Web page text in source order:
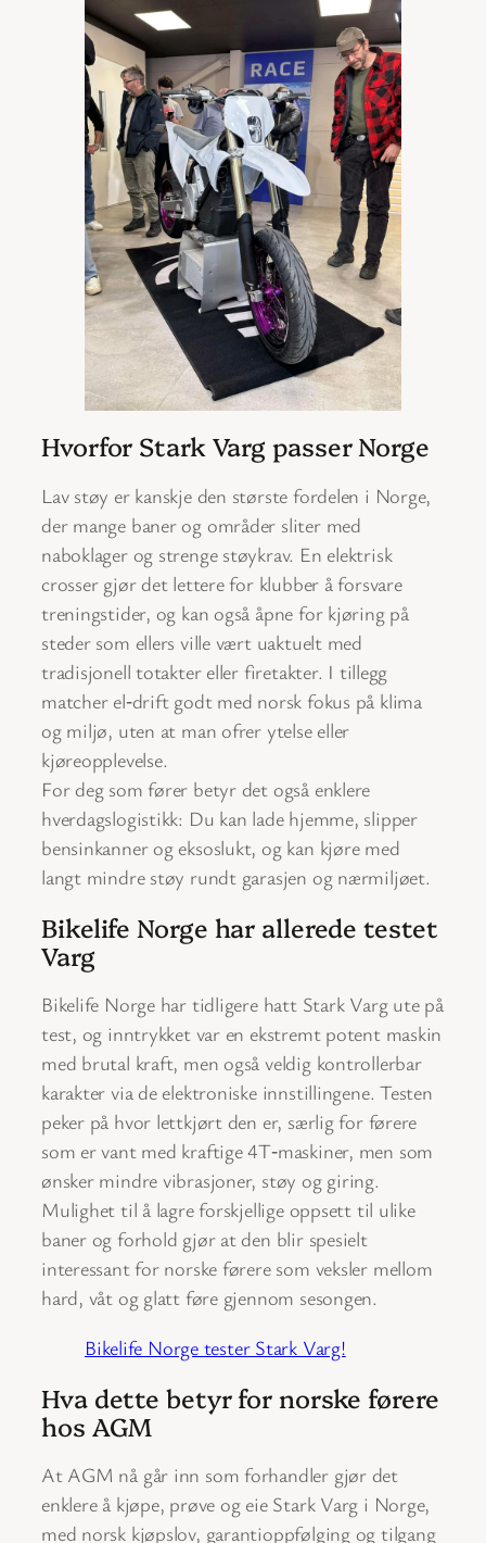
Hvorfor Stark Varg passer Norge
Lav støy er kanskje den største fordelen i Norge,
der mange baner og områder sliter med
naboklager og strenge støykrav. En elektrisk
crosser gjør det lettere for klubber å forsvare
treningstider, og kan også åpne for kjøring på
steder som ellers ville vært uaktuelt med
tradisjonell totakter eller firetakter. I tillegg
matcher el‑drift godt med norsk fokus på klima
og miljø, uten at man ofrer ytelse eller
kjøreopplevelse.
For deg som fører betyr det også enklere
hverdagslogistikk: Du kan lade hjemme, slipper
bensinkanner og eksoslukt, og kan kjøre med
langt mindre støy rundt garasjen og nærmiljøet.
Bikelife Norge har allerede testet
Varg
Bikelife Norge har tidligere hatt Stark Varg ute på
test, og inntrykket var en ekstremt potent maskin
med brutal kraft, men også veldig kontrollerbar
karakter via de elektroniske innstillingene. Testen
peker på hvor lettkjørt den er, særlig for førere
som er vant med kraftige 4T‑maskiner, men som
ønsker mindre vibrasjoner, støy og giring.
Mulighet til å lagre forskjellige oppsett til ulike
baner og forhold gjør at den blir spesielt
interessant for norske førere som veksler mellom
hard, våt og glatt føre gjennom sesongen.
Bikelife Norge tester Stark Varg!
Hva dette betyr for norske førere
hos AGM
At AGM nå går inn som forhandler gjør det
enklere å kjøpe, prøve og eie Stark Varg i Norge,
med norsk kjøpslov, garantioppfølging og tilgang